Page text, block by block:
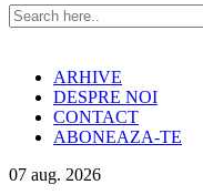
ARHIVE
DESPRE NOI
CONTACT
ABONEAZA-TE
07 aug. 2026